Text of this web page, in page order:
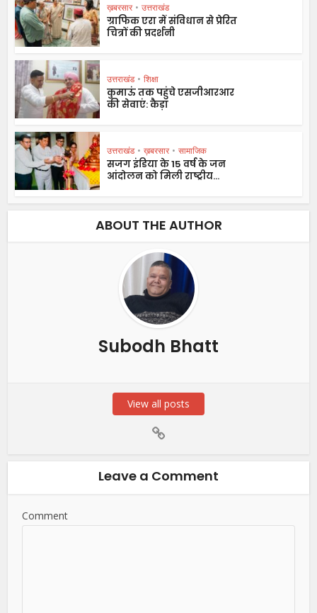
ख़बरसार • उत्तराखंड
ग्राफिक एरा में संविधान से प्रेरित
चित्रों की प्रदर्शनी
उत्तराखंड • शिक्षा
कुमाऊं तक पहुंचे एसजीआरआर
की सेवाएं: कैड़ा
उत्तराखंड • ख़बरसार • सामाजिक
सजग इंडिया के 15 वर्ष के जन
आंदोलन को मिली राष्ट्रीय...
ABOUT THE AUTHOR
Subodh Bhatt
View all posts
Leave a Comment
Comment